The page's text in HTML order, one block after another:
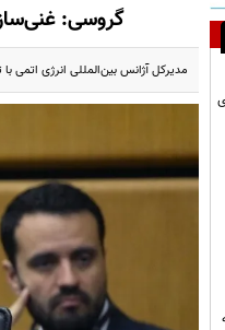
گروسی:
مدیرکل آژانس بین‌المللی انرژی اتمی